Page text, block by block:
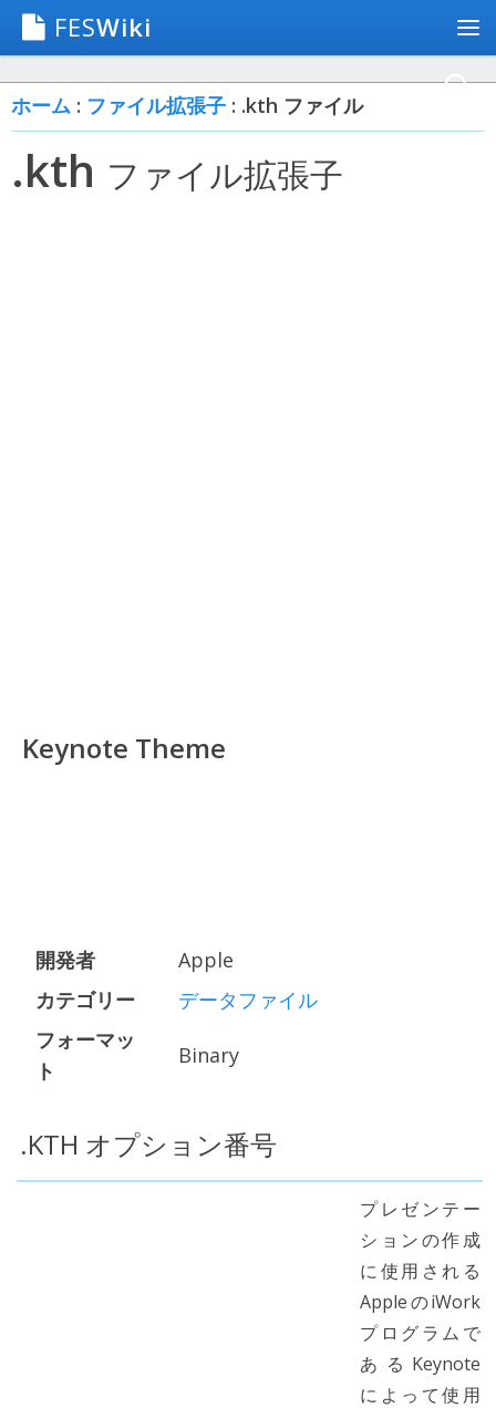
FESWiki
ホーム : ファイル拡張子 : .kth ファイル
.kth ファイル拡張子
Keynote Theme
開発者
Apple
カテゴリー
データファイル
フォーマッ
ト
Binary
.KTH オプション番号
プレゼンテー
ションの作成
に使用される
AppleのiWork
プログラムで
あるKeynote
によって使用